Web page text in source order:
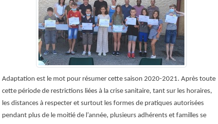
Adaptation est le mot pour résumer cette saison 2020-2021. Après toute
cette période de restrictions liées à la crise sanitaire, tant sur les horaires,
les distances à respecter et surtout les formes de pratiques autorisées
pendant plus de le moitié de l’année, plusieurs adhérents et familles se